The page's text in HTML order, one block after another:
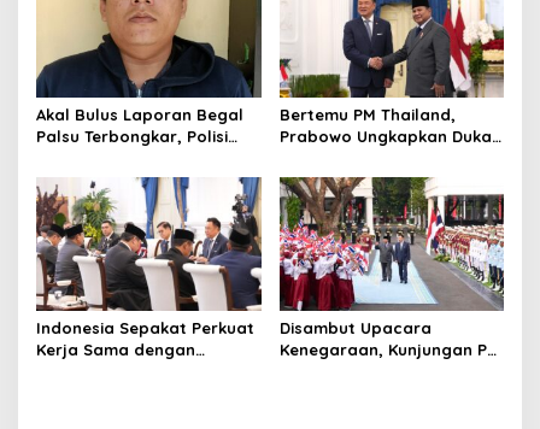
Akal Bulus Laporan Begal
Palsu Terbongkar, Polisi
Perusahaan untuk Crypto
Bertemu PM Thailand,
Prabowo Ungkapkan Duka
Selamat Ulang Tahun ke
Raja Thailand
Indonesia Sepakat Perkuat
Kerja Sama dengan
Disambut Upacara
Kenegaraan, Kunjungan PM